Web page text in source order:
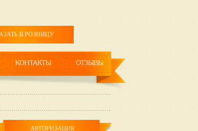
В РОЗНИЦУ